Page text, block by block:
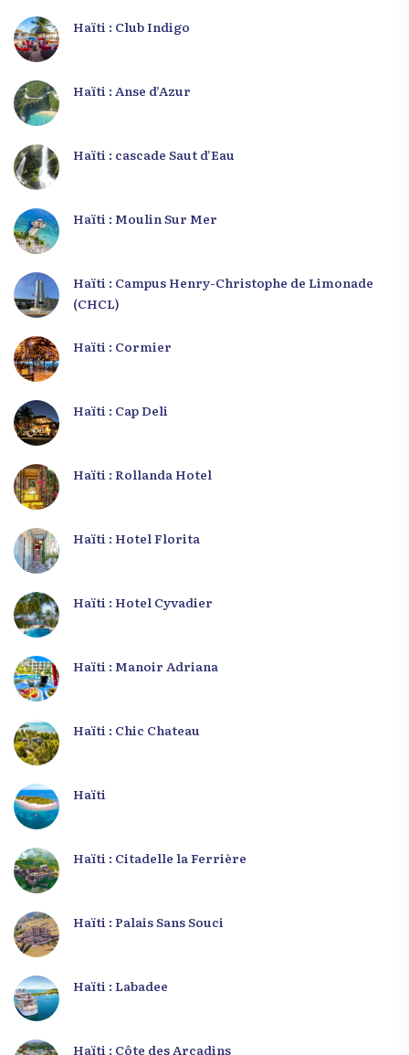
Haïti : Club Indigo
Haïti : Anse d’Azur
Haïti : cascade Saut d’Eau
Haïti : Moulin Sur Mer
Haïti : Campus Henry-Christophe de Limonade
(CHCL)
Haïti : Cormier
Haïti : Cap Deli
Haïti : Rollanda Hotel
Haïti : Hotel Florita
Haïti : Hotel Cyvadier
Haïti : Manoir Adriana
Haïti : Chic Chateau
Haïti
Haïti : Citadelle la Ferrière
Haïti : Palais Sans Souci
Haïti : Labadee
Haïti : Côte des Arcadins